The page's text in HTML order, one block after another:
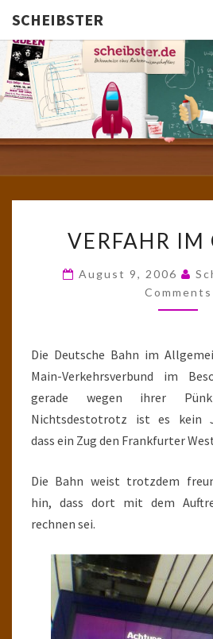
SCHEIBSTER
IM
VERFAHR IM
August 9, 2006
Comments
Die Deutsche Bahn im
Main-Verkehrsverbund im
gerade wegen ihrer
Nichtsdestotrotz ist es kein
dass ein Zug den Frankfurter
Die Bahn weist trotzdem
hin, dass dort mit dem
rechnen sei.